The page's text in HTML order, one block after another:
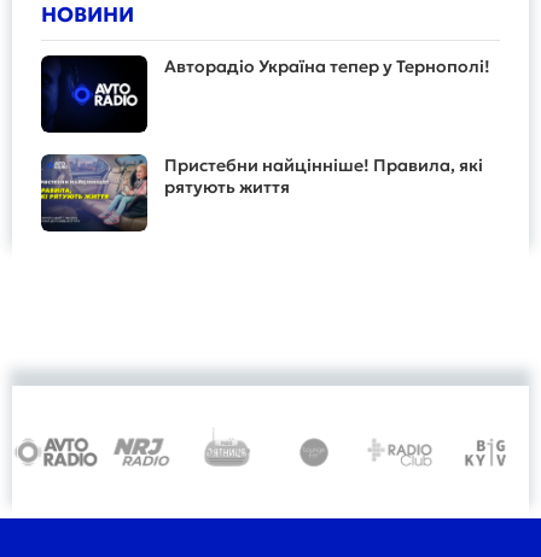
НОВИНИ
Авторадіо Україна тепер у Тернополі!
Пристебни найцінніше! Правила, які
рятують життя